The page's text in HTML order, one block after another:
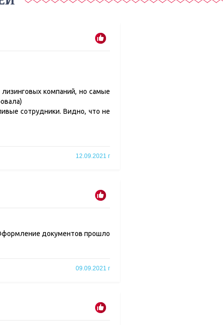
компаний, но самые
сотрудники. Видно, что не
12.09.2021 г
документов прошло
09.09.2021 г